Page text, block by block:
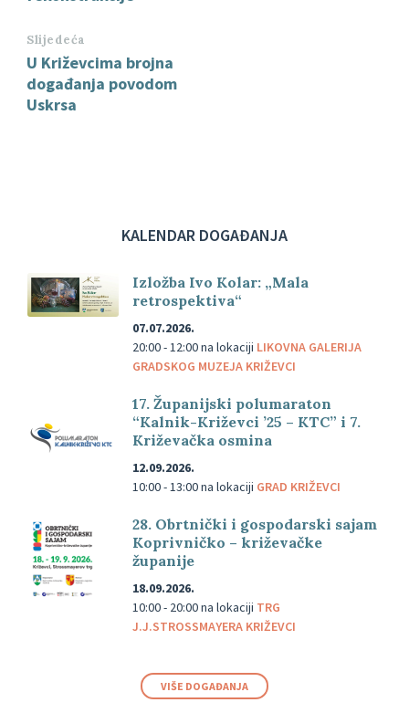
Slijedeća
U Križevcima brojna
događanja povodom
Uskrsa
KALENDAR DOGAĐANJA
Izložba Ivo Kolar: „Mala
retrospektiva“
07.07.2026.
20:00 - 12:00na lokaciji LIKOVNA GALERIJA
GRADSKOG MUZEJA KRIŽEVCI
17. Županijski polumaraton
“Kalnik-Križevci ’25 – KTC” i 7.
Križevačka osmina
12.09.2026.
10:00 - 13:00na lokaciji GRAD KRIŽEVCI
28. Obrtnički i gospodarski sajam
Koprivničko – križevačke
županije
18.09.2026.
10:00 - 20:00na lokaciji TRG
J.J.STROSSMAYERA KRIŽEVCI
VIŠE DOGAĐANJA